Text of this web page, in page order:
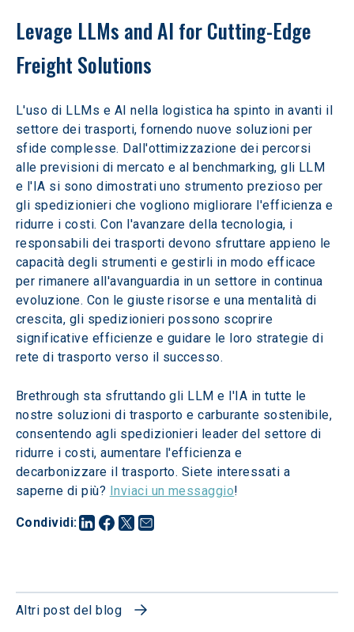
Condividi:
Levage LLMs and AI for Cutting-Edge
Freight Solutions
L'uso di LLMs e AI nella logistica ha spinto in avanti il
settore dei trasporti, fornendo nuove soluzioni per
sfide complesse. Dall'ottimizzazione dei percorsi
alle previsioni di mercato e al benchmarking, gli LLM
e l'IA si sono dimostrati uno strumento prezioso per
gli spedizionieri che vogliono migliorare l'efficienza e
ridurre i costi. Con l'avanzare della tecnologia, i
responsabili dei trasporti devono sfruttare appieno le
capacità degli strumenti e gestirli in modo efficace
per rimanere all'avanguardia in un settore in continua
evoluzione. Con le giuste risorse e una mentalità di
crescita, gli spedizionieri possono scoprire
significative efficienze e guidare le loro strategie di
rete di trasporto verso il successo.
Brethrough sta sfruttando gli LLM e l'IA in tutte le
nostre soluzioni di trasporto e carburante sostenibile,
consentendo agli spedizionieri leader del settore di
ridurre i costi, aumentare l'efficienza e
decarbonizzare il trasporto. Siete interessati a
saperne di più? Inviaci un messaggio!
Altri post del blog